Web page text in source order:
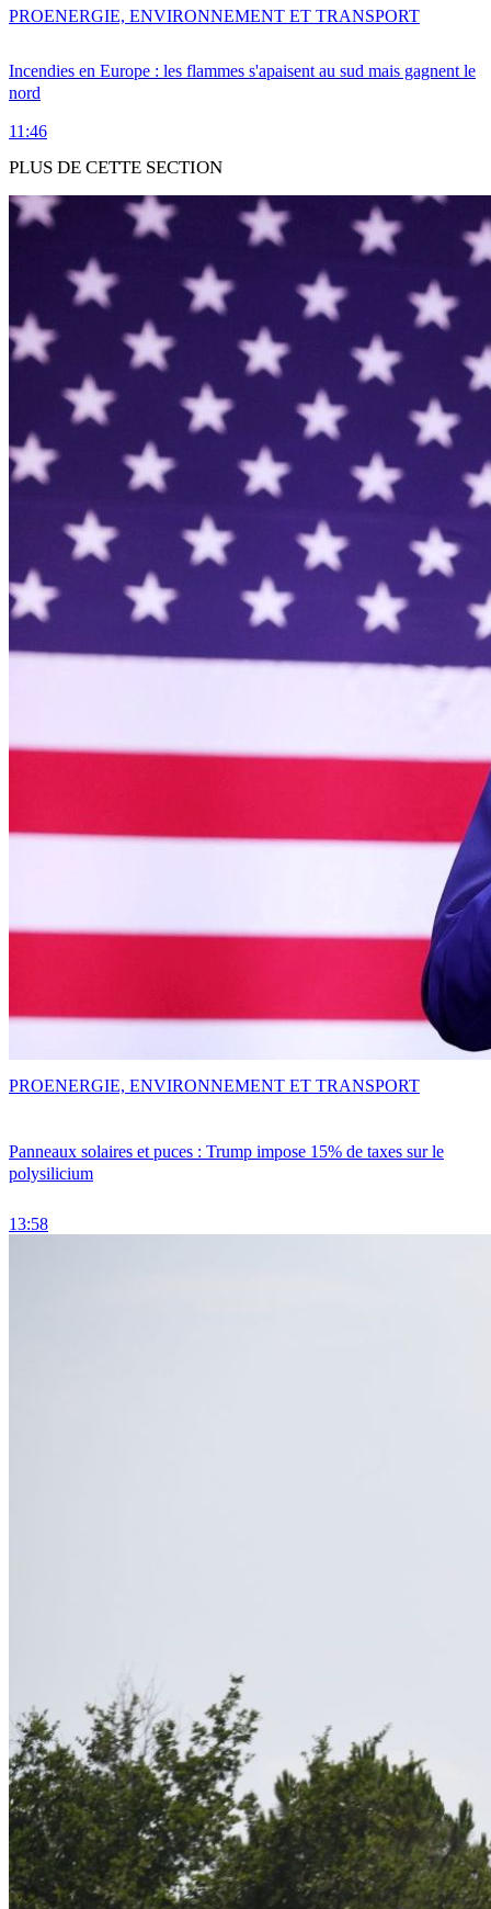
Incendies en Europe : les flammes s'apaisent au sud mais gagnent le
nord
11:46
PROENERGIE, ENVIRONNEMENT ET TRANSPORT
PLUS DE CETTE SECTION
Panneaux solaires et puces : Trump impose 15% de taxes sur le
polysilicium
13:58
PROENERGIE, ENVIRONNEMENT ET TRANSPORT